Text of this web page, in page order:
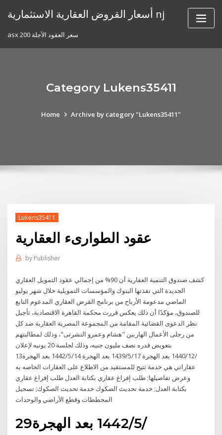
أسعار القروض العقارية الاستثمارية nj
asx 200 سعر العقود الآجلة
Category Lukens35411
Home Archive by category "Lukens35411"
Lukens35411
عقود الطوارىء العقارية
by Publisher
كشف صندوق التنمية العقارية أن 90% من إجمالي عقود التمويل العقاري
الجديدة التي نفذتها البنوك والمؤسسات التمويلية خلال شهر يوليو
الماضي مدعومة الأرباح من برنامج القرض العقاري المدعوم التابع
للصندوق، مؤكدًا أن ذلك يعكس قررت محكمة القاهرة الاقتصادية، تأجيل
نظر الدعوى القضائية المقامة من المجموعة المصرية العقارية ضد كل
من رجلى الأعمال الهاربين "هشام وعمرو النشرتى"، وذلك لمطالبتهم
بتعويض قدره نصف مليون جنيه، وذلك لجلسة 20 يونيه لإعلان
13‏‏/12‏‏/1440 بعد الهجرة 17‏‏/5‏‏/1439 بعد الهجرة 14‏‏/5‏‏/1442 بعد الهجرة
عقاراتي هي خدمة تتيح للمستفيد من الاطلاع على العقارات الخاصه به
وعرض تفاصيلها; طلب إفراغ عقاري بكتابة العدل طلب إفراغ عقاري
بكتابة العدل; خدمة تحديث الصكوك خدمة تحديث الصكوك; تسجيل
المخططات وقطع الأراضي والوحدات
29‏‏/5‏‏/1442 بعد الهجرة